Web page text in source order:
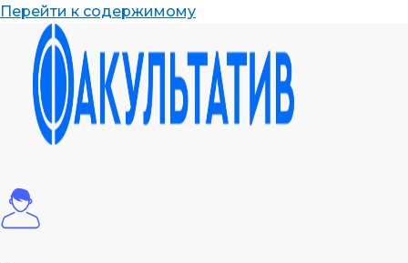
Перейти к содержимому